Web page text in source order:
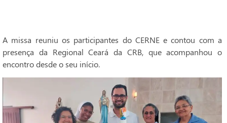
A missa reuniu os participantes do CERNE e contou com a
presença da Regional Ceará da CRB, que acompanhou o
encontro desde o seu início.